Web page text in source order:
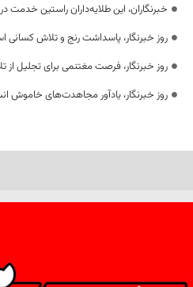
خبرنگاران، این طلایه‌داران راستین خدمت
روز خبرنگار، پاسداشت رنج و تلاش
روز خبرنگار، فرصت مغتنمی برای تجلیل
روز خبرنگار، یادآور مجاهدت‌های